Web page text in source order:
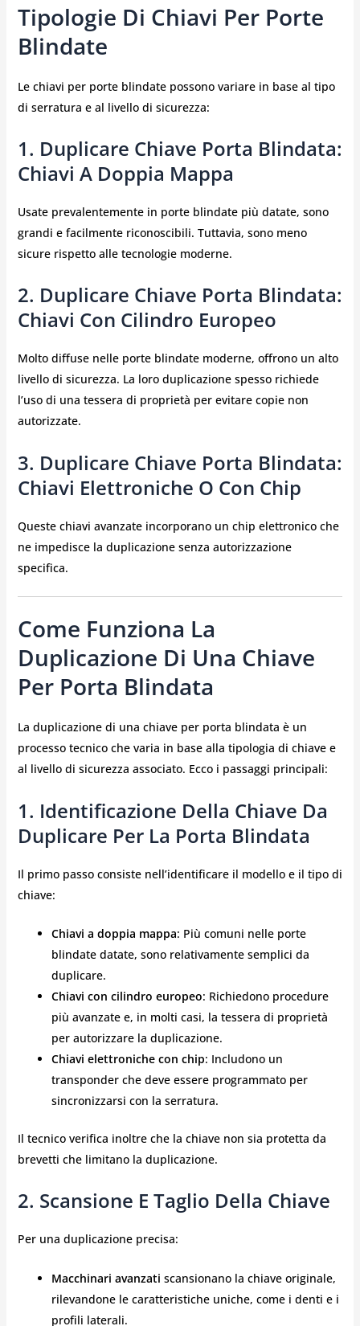
Tipologie Di Chiavi Per Porte
Blindate
Le chiavi per porte blindate possono variare in base al tipo
di serratura e al livello di sicurezza:
1. Duplicare Chiave Porta Blindata:
Chiavi A Doppia Mappa
Usate prevalentemente in porte blindate più datate, sono
grandi e facilmente riconoscibili. Tuttavia, sono meno
sicure rispetto alle tecnologie moderne.
2. Duplicare Chiave Porta Blindata:
Chiavi Con Cilindro Europeo
Molto diffuse nelle porte blindate moderne, offrono un alto
livello di sicurezza. La loro duplicazione spesso richiede
l’uso di una tessera di proprietà per evitare copie non
autorizzate.
3. Duplicare Chiave Porta Blindata:
Chiavi Elettroniche O Con Chip
Queste chiavi avanzate incorporano un chip elettronico che
ne impedisce la duplicazione senza autorizzazione
specifica.
Come Funziona La
Duplicazione Di Una Chiave
Per Porta Blindata
La duplicazione di una chiave per porta blindata è un
processo tecnico che varia in base alla tipologia di chiave e
al livello di sicurezza associato. Ecco i passaggi principali:
1. Identificazione Della Chiave Da
Duplicare Per La Porta Blindata
Il primo passo consiste nell’identificare il modello e il tipo di
chiave:
Chiavi a doppia mappa: Più comuni nelle porte
blindate datate, sono relativamente semplici da
duplicare.
Chiavi con cilindro europeo: Richiedono procedure
più avanzate e, in molti casi, la tessera di proprietà
per autorizzare la duplicazione.
Chiavi elettroniche con chip: Includono un
transponder che deve essere programmato per
sincronizzarsi con la serratura.
Il tecnico verifica inoltre che la chiave non sia protetta da
brevetti che limitano la duplicazione.
2. Scansione E Taglio Della Chiave
Per una duplicazione precisa:
Macchinari avanzati scansionano la chiave originale,
rilevandone le caratteristiche uniche, come i denti e i
profili laterali.